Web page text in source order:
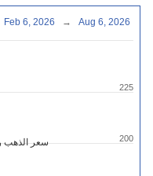
سعر الذهب 200
225
Feb 6, 2026 → Aug 6, 2026